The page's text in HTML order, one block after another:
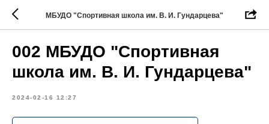
МБУДО "Спортивная школа им. В. И. Гундарцева"
002 МБУДО "Спортивная
школа им. В. И. Гундарцева"
2024-02-16 12:27